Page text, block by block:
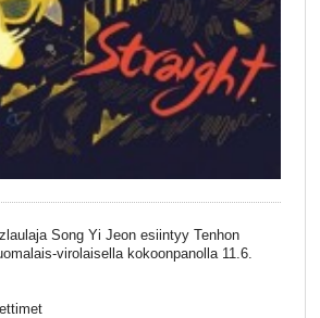
Song Yi Jeon esiintyy Tenhon
virolaisella kokoonpanolla 11.6.